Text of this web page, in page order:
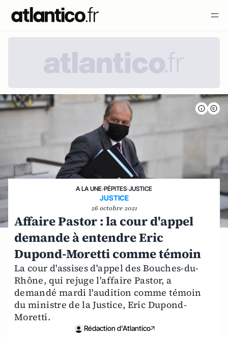
A LA UNE›PÉPITES›JUSTICE
JUSTICE
26 octobre 2021
Affaire Pastor : la cour d'appel
demande à entendre Eric
Dupond-Moretti comme témoin
La cour d'assises d'appel des Bouches-du-
Rhône, qui rejuge l'affaire Pastor, a
demandé mardi l'audition comme témoin
du ministre de la Justice, Eric Dupond-
Moretti.
Rédaction d'Atlantico